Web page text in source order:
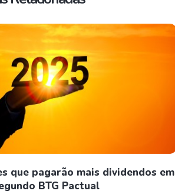
que pagarão mais dividendos em
BTG Pactual